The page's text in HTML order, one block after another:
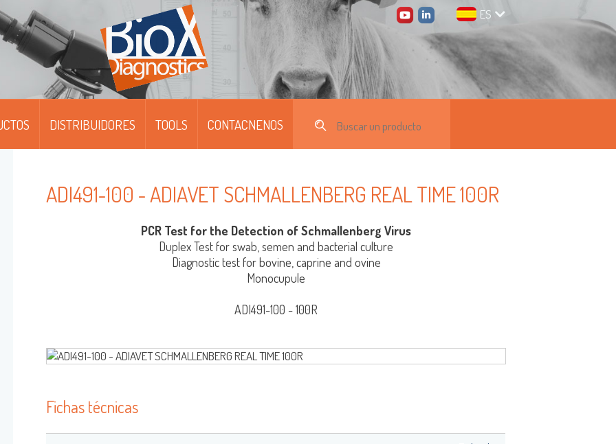
ES
AG/AB/QUANT-ELISA
/ ADIAVET™ / ADIAPURE™ /
DISTRIBUIDORES TOOLS CONTACNENOS
ADI491-100 - ADIAVET SCHMALLENBERG REAL TIME 100R
PCR Test for the Detection of Schmallenberg Virus
Duplex Test for swab, semen and bacterial culture
Diagnostic test for bovine, caprine and ovine
Monocupule
ADI491-100 - 100R
Fichas técnicasIniciar Sesión